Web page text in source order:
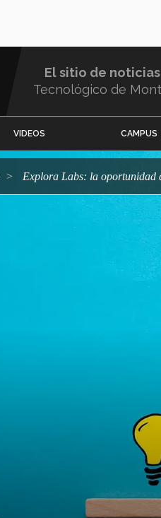
El sitio de noticias
Tecnológico de
VIDEOS CAMPUS
Explora Labs: la